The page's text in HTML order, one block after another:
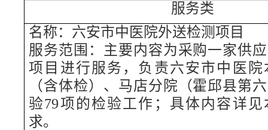
服务类
名称：六安市中医院外送检测项目
服务范围：主要内容为采购一家供
项目进行服务，负责六安市中医院
（含体检）、马店分院（霍邱县第
验79项的检验工作；具体内容详
求。